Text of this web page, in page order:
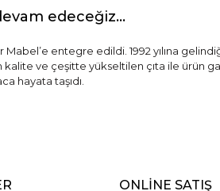
edeceğiz...
entegre edildi. 1992 yılına
ve çeşitte yükseltilen çıta ile ürün
hayata taşıdı.
ONLİNE SATIŞ